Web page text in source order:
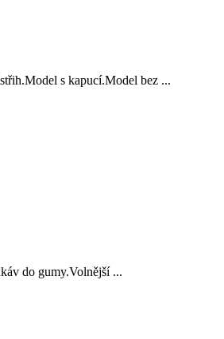
s kapucí.Model bez ...
do gumy.Volnější ...